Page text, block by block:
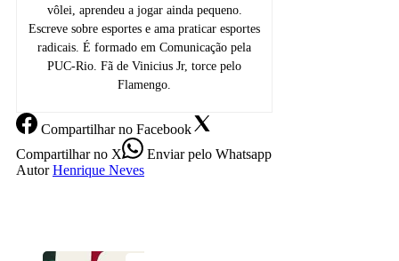
vôlei, aprendeu a jogar ainda pequeno.
Escreve sobre esportes e ama praticar esportes
radicais. É formado em Comunicação pela
PUC-Rio. Fã de Vinicius Jr, torce pelo
Flamengo.
Compartilharno Facebook
Compartilharno X Enviarpelo Whatsapp
Autor Henrique Neves